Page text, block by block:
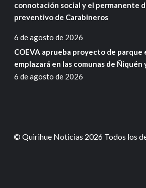
connotación social y el permanente
preventivo de Carabineros
6 de agosto de 2026
COEVA aprueba proyecto de parque
emplazará en las comunas de Ñiquén
6 de agosto de 2026